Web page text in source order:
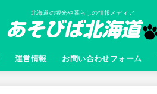
北海道の観光や暮らしの情報メディア
運営情報 お問い合わせフォーム